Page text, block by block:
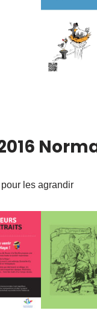
les agrandir